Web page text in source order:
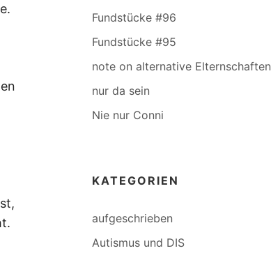
Fundstücke #96
Fundstücke #95
note on alternative Elternschaften
nur da sein
Nie nur Conni
KATEGORIEN
aufgeschrieben
Autismus und DIS